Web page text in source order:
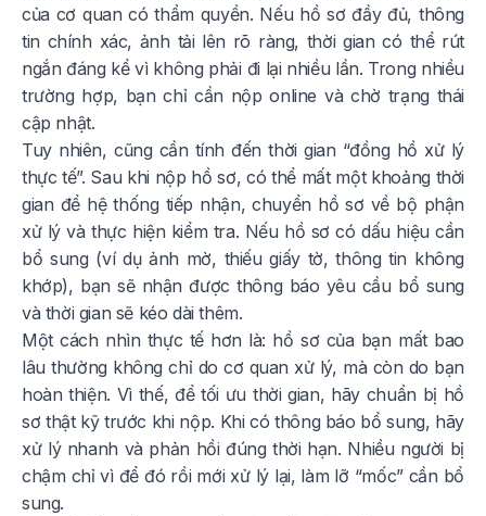
của cơ quan có thẩm quyền. Nếu hồ sơ đầy đủ, thông
tin chính xác, ảnh tải lên rõ ràng, thời gian có thể rút
ngắn đáng kể vì không phải đi lại nhiều lần. Trong nhiều
trường hợp, bạn chỉ cần nộp online và chờ trạng thái
cập nhật.
Tuy nhiên, cũng cần tính đến thời gian “đồng hồ xử lý
thực tế”. Sau khi nộp hồ sơ, có thể mất một khoảng thời
gian để hệ thống tiếp nhận, chuyển hồ sơ về bộ phận
xử lý và thực hiện kiểm tra. Nếu hồ sơ có dấu hiệu cần
bổ sung (ví dụ ảnh mờ, thiếu giấy tờ, thông tin không
khớp), bạn sẽ nhận được thông báo yêu cầu bổ sung
và thời gian sẽ kéo dài thêm.
Một cách nhìn thực tế hơn là: hồ sơ của bạn mất bao
lâu thường không chỉ do cơ quan xử lý, mà còn do bạn
hoàn thiện. Vì thế, để tối ưu thời gian, hãy chuẩn bị hồ
sơ thật kỹ trước khi nộp. Khi có thông báo bổ sung, hãy
xử lý nhanh và phản hồi đúng thời hạn. Nhiều người bị
chậm chỉ vì để đó rồi mới xử lý lại, làm lỡ “mốc” cần bổ
sung.